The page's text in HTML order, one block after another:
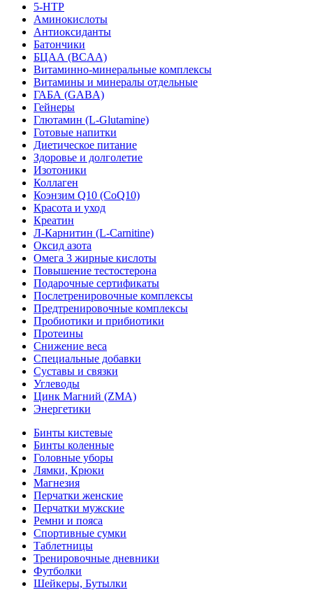
5-HTP
Аминокислоты
Антиоксиданты
Батончики
БЦАА (BCAA)
Витаминно-минеральные комплексы
Витамины и минералы отдельные
ГАБА (GABA)
Гейнеры
Глютамин (L-Glutamine)
Готовые напитки
Диетическое питание
Здоровье и долголетие
Изотоники
Коллаген
Коэнзим Q10 (CoQ10)
Красота и уход
Креатин
Л-Карнитин (L-Сarnitine)
Оксид азота
Омега 3 жирные кислоты
Повышение тестостерона
Подарочные сертификаты
Послетренировочные комплексы
Предтренировочные комплексы
Пробиотики и прибиотики
Протеины
Снижение веса
Специальные добавки
Суставы и связки
Углеводы
Цинк Магний (ZMA)
Энергетики
Бинты кистевые
Бинты коленные
Головные уборы
Лямки, Крюки
Магнезия
Перчатки женские
Перчатки мужские
Ремни и пояса
Спортивные сумки
Таблетницы
Тренировочные дневники
Футболки
Шейкеры, Бутылки